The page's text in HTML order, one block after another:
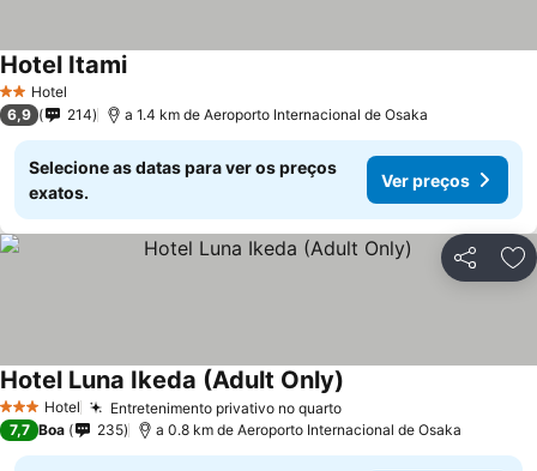
2 Estrelas
Hotel
Hotel ItamiVer preços
6,9 214 a 1.4 km de Aeroporto Internacional de Osaka
Selecione as datas para ver os preços
exatos.
Ver preços
Partilhar
3 EstrelasHotel Entretenimento privativo no quartoVer preços
Hotel Luna Ikeda (Adult Only)
7,7 Boa 235 a 0.8 km de Aeroporto Internacional de Osaka